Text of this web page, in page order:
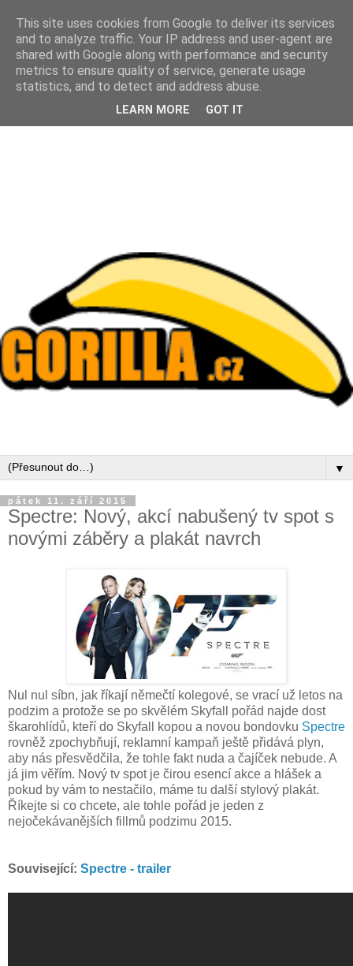
▼
pátek 11. září 2015
Spectre: Nový, akcí nabušený tv spot s
novými záběry a plakát navrch
Nul nul síbn, jak říkají němečtí kolegové, se vrací už letos na
podzim a protože se po skvělém Skyfall pořád najde dost
škarohlídů, kteří do Skyfall kopou a novou bondovku Spectre
rovněž zpochybňují, reklamní kampaň ještě přidává plyn,
aby nás přesvědčila, že tohle fakt nuda a čajíček nebude. A
já jim věřím. Nový tv spot je čirou esencí akce a hlášek a
pokud by vám to nestačilo, máme tu další stylový plakát.
Říkejte si co chcete, ale tohle pořád je jeden z
nejočekávanějších fillmů podzimu 2015.
Související: Spectre - trailer
This site uses cookies from Google to deliver its services
and to analyze traffic. Your IP address and user-agent are
shared with Google along with performance and security
metrics to ensure quality of service, generate usage
statistics, and to detect and address abuse.
LEARN MORE GOT IT